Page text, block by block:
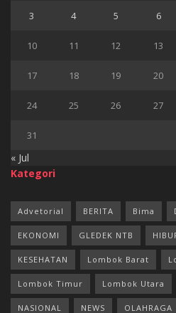
3 4 5 6
10 11 12 13
17 18 19 20
24 25 26 27
31
« Jul
Kategori
Advetorial BERITA Bima
EKONOMI GLEDEK NTB
KESEHATAN Lombok Barat
Lombok Timur Lombok Utara
NASIONAL NEWS OLAHRAGA